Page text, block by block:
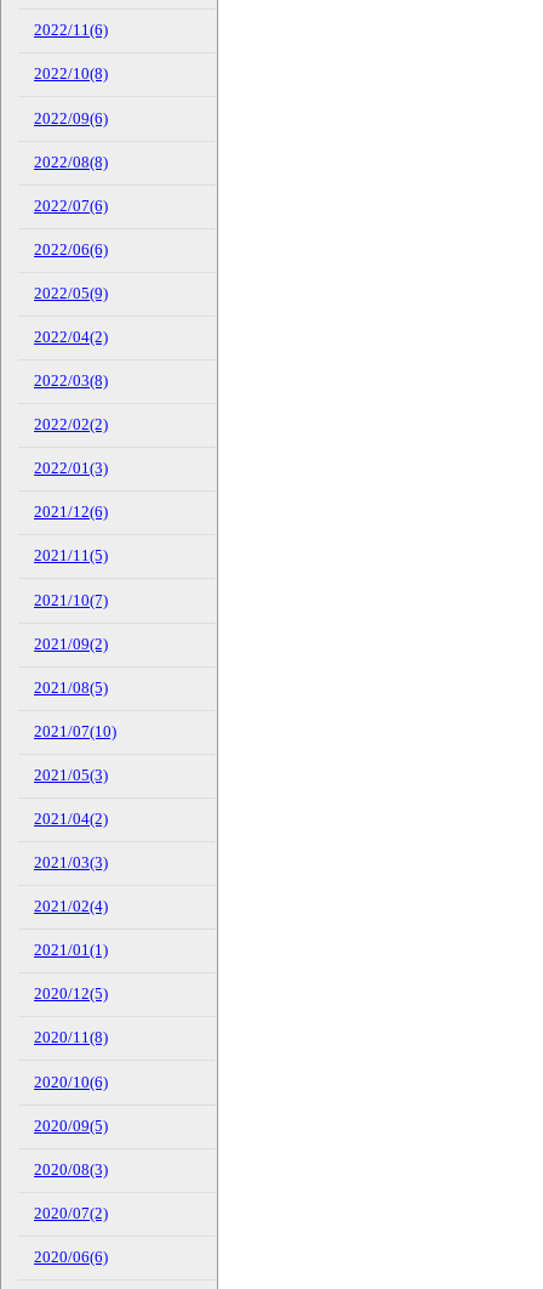
2022/11(6)
2022/10(8)
2022/09(6)
2022/08(8)
2022/07(6)
2022/06(6)
2022/05(9)
2022/04(2)
2022/03(8)
2022/02(2)
2022/01(3)
2021/12(6)
2021/11(5)
2021/10(7)
2021/09(2)
2021/08(5)
2021/07(10)
2021/05(3)
2021/04(2)
2021/03(3)
2021/02(4)
2021/01(1)
2020/12(5)
2020/11(8)
2020/10(6)
2020/09(5)
2020/08(3)
2020/07(2)
2020/06(6)